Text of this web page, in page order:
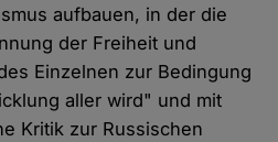
aufbauen, in der die
der Freiheit und
Einzelnen zur Bedingung
aller wird" und mit
Kritik zur Russischen